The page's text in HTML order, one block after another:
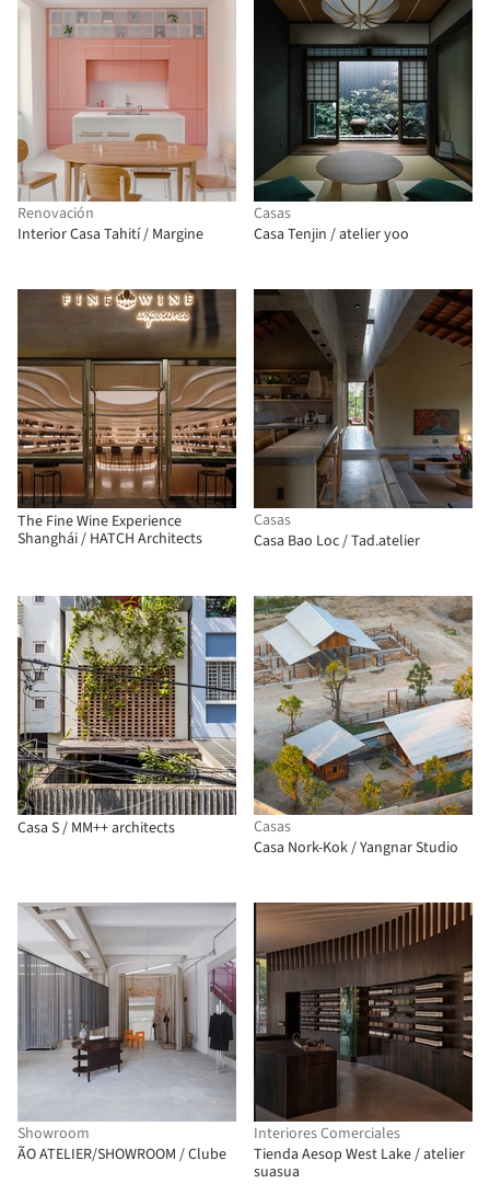
Renovación
Interior Casa Tahití / Margine
Casas
Casa Tenjin / atelier yoo
The Fine Wine Experience
Shanghái / HATCH Architects
Casas
Casa Bao Loc / Tad.atelier
Casa S / MM++ architects
Casas
Casa Nork-Kok / Yangnar Studio
Showroom
ÃO ATELIER/SHOWROOM / Clube
Interiores Comerciales
Tienda Aesop West Lake / atelier
suasua